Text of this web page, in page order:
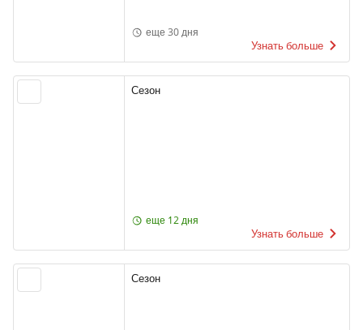
еще 30 дня
Узнать больше
Сезон
еще 12 дня
Узнать больше
Сезон